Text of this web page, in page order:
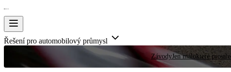
Řešení pro automobilový průmysl
ZávodyJen málokteré